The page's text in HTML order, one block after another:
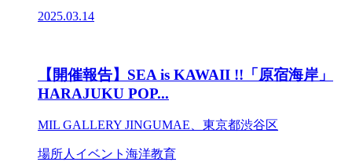
2025.03.14
【開催報告】SEA is KAWAII !!「原宿海岸」
HARAJUKU POP...
MIL GALLERY JINGUMAE、東京都渋谷区
場所人 イベント 海洋教育